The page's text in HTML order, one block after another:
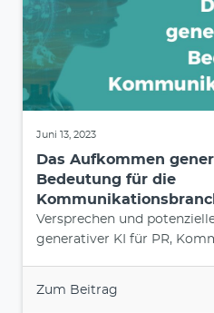
Juni 13, 2023
Das Aufkommen
Bedeutung für die
Versprechen und
generativer KI für PR,
Zum Beitrag